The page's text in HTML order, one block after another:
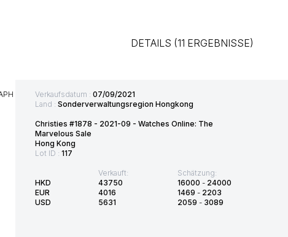
DETAILS (11 ERGEBNISSE)
Verkaufsdatum : 07/09/2021
Land : Sonderverwaltungsregion Hongkong
Christies #1878 - 2021-09 - Watches Online: The
Marvelous Sale
Hong Kong
Lot ID : 117
HKD
EUR
USD
Verkauft:
43750
4016
5631
Schätzung:
16000 - 24000
1469 - 2203
2059 - 3089